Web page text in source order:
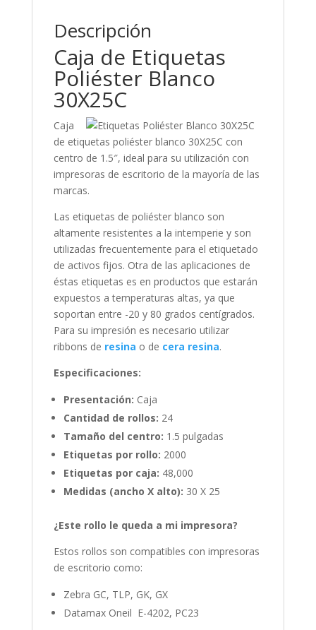
Descripción
Caja de Etiquetas
Poliéster Blanco
30X25C
Caja
de etiquetas poliéster blanco 30X25C con
centro de 1.5″, ideal para su utilización con
impresoras de escritorio de la mayoría de las
marcas.
Las etiquetas de poliéster blanco son
altamente resistentes a la intemperie y son
utilizadas frecuentemente para el etiquetado
de activos fijos. Otra de las aplicaciones de
éstas etiquetas es en productos que estarán
expuestos a temperaturas altas, ya que
soportan entre -20 y 80 grados centígrados.
Para su impresión es necesario utilizar
ribbons de resina o de cera resina.
Especificaciones:
Presentación: Caja
Cantidad de rollos: 24
Tamaño del centro: 1.5 pulgadas
Etiquetas por rollo: 2000
Etiquetas por caja: 48,000
Medidas (ancho X alto): 30 X 25
¿Este rollo le queda a mi impresora?
Estos rollos son compatibles con impresoras
de escritorio como:
Zebra GC, TLP, GK, GX
Datamax Oneil E-4202, PC23